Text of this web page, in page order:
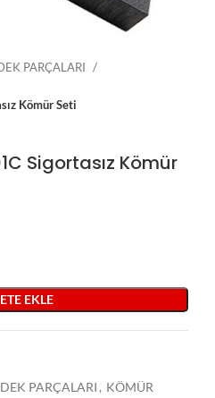
PARÇALARI
Kömür Seti
Sigortasız Kömür
EKLE
PARÇALARI , KÖMÜR